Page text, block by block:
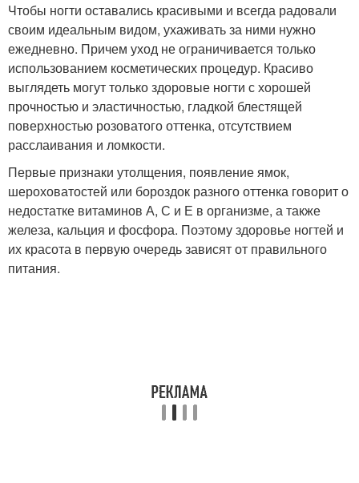
Чтобы ногти оставались красивыми и всегда радовали
своим идеальным видом, ухаживать за ними нужно
ежедневно. Причем уход не ограничивается только
использованием косметических процедур. Красиво
выглядеть могут только здоровые ногти с хорошей
прочностью и эластичностью, гладкой блестящей
поверхностью розоватого оттенка, отсутствием
расслаивания и ломкости.
Первые признаки утолщения, появление ямок,
шероховатостей или бороздок разного оттенка говорит о
недостатке витаминов А, С и Е в организме, а также
железа, кальция и фосфора. Поэтому здоровье ногтей и
их красота в первую очередь зависят от правильного
питания.